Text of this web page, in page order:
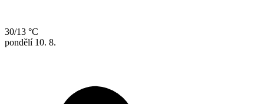
30/13 °C
pondělí 10. 8.